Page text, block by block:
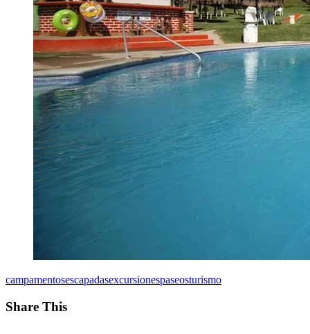
campamentosescapadasexcursionespaseosturismo
Share This